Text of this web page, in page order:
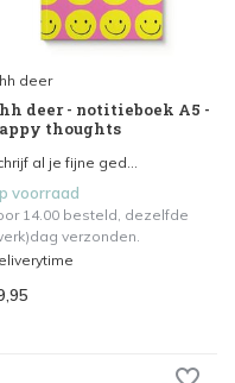
deer
deer - notitieboek A5 -
thoughts
al je fijne ged...
voorraad
14.00 besteld, dezelfde
verzonden.